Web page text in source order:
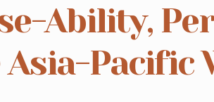
Ability,
Pacific